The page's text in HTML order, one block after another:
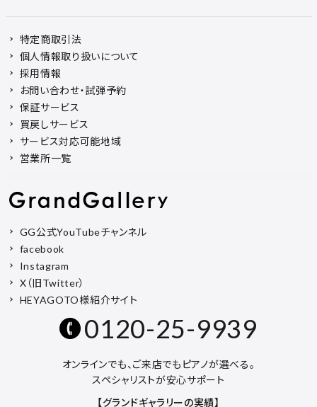
特定商取引法
個人情報取り扱いについて
採用情報
お問い合わせ・試弾予約
保証サービス
買戻しサービス
サービス対応可能地域
営業所一覧
GG公式YouTubeチャンネル
facebook
Instagram
X（旧Twitter）
HEYAGOTO様紹介サイト
0120-25-9939
オンラインでも、ご来店でもピアノが選べる。
スペシャリストが安心サポート
【グランドギャラリーの実績】